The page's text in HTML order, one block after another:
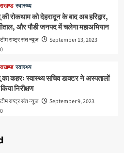
स्वास्थ्य
रोकथाम को देहरादून के बाद अब हरिद्वार,
और पौडी जनपद में चलेगा महाअभियान
टीम राष्ट्र संत न्यूज
September 13, 2023
0
स्वास्थ्य
कहरः स्वास्थ्य सचिव डाक्टर ने अस्पतालों
निरीक्षण
टीम राष्ट्र संत न्यूज
September 9, 2023
0